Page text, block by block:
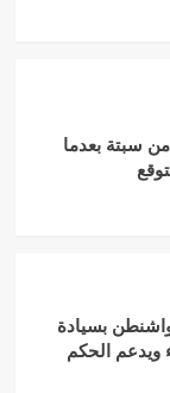
سبتة بعدما
بسيادة
ويدعم الحكم